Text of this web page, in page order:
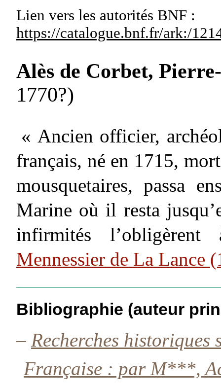
Lien vers les autorités BNF :
https://catalogue.bnf.fr/ark:/
Alès de Corbet,
1770?)
« Ancien officier,
français, né en 1715,
mousquetaires, passa
Marine où il resta
infirmités
Mennessier de La Lance
Bibliographie (auteur
– Recherches historiques
Française : par M***,